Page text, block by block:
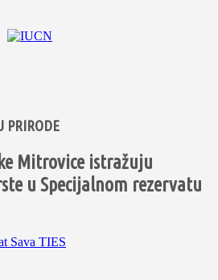
PRIRODE
Mitrovice istražuju
u Specijalnom rezervatu
Sava TIES